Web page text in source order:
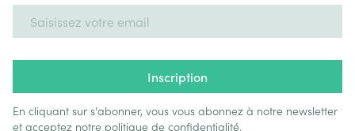
Inscription
En cliquant sur s'abonner, vous vous abonnez à notre newsletter
et acceptez notre politique de confidentialité.